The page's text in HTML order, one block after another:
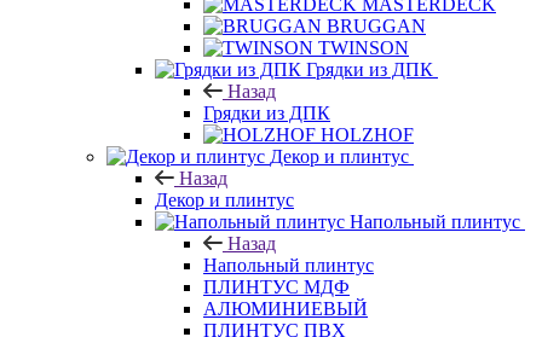
MASTERDECK
BRUGGAN
TWINSON
Грядки из ДПК
Назад
Грядки из ДПК
HOLZHOF
Декор и плинтус
Назад
Декор и плинтус
Напольный плинтус
Назад
Напольный плинтус
ПЛИНТУС МДФ
АЛЮМИНИЕВЫЙ
ПЛИНТУС ПВХ